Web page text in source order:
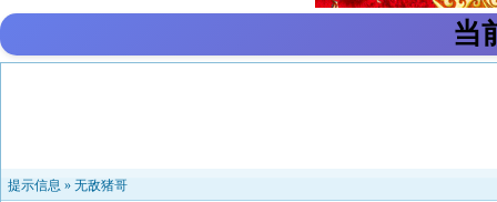
当
提示信息 » 无敌猪哥